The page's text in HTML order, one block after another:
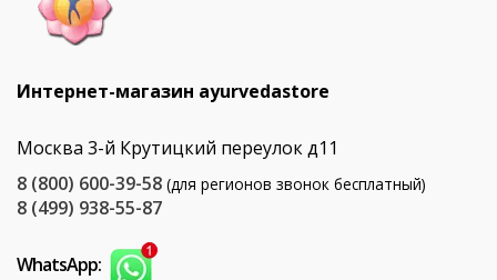
Интернет-магазин ayurvedastore
Москва 3-й Крутицкий переулок д11
8 (800) 600-39-58 (для регионов звонок бесплатный)
8 (499) 938-55-87
WhatsApp: